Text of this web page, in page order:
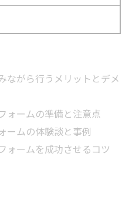
ながら行うメリットとデメ
ォームの準備と注意点
ームの体験談と事例
ォームを成功させるコツ